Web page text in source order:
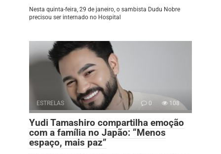
Nesta quinta-feira, 29 de janeiro, o sambista Dudu Nobre
precisou ser internado no Hospital
ESTRELAS 0 108
Yudi Tamashiro compartilha emoção
com a família no Japão: “Menos
espaço, mais paz”